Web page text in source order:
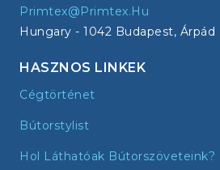
Primtex@primtex.hu
Hungary - 1042 Budapest, Árpád
HASZNOS LINKEK
Cégtörténet
Bútorstylist
Hol Láthatóak Bútorszöveteink?